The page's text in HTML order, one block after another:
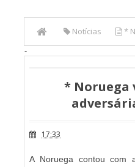
Notícias *
adversária do Brasil.
-
* Noruega
17:33
A Noruega contou com